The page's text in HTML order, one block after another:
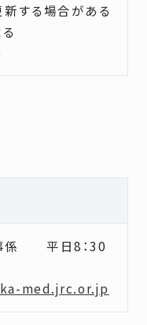
新する場合がある
事係 平日8 ：30
med.jrc.or.jp